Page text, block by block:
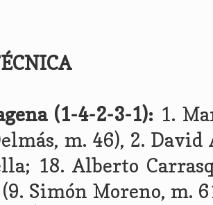
(1-4-2-3-1): 1.
m. 46), 2.
18. Alberto
Simón Moreno, m.